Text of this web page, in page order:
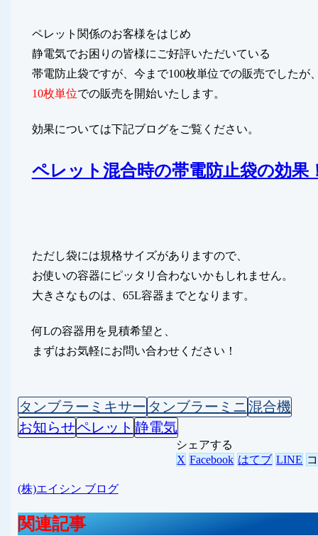
ペレット関係のお客様をはじめ
静電気でお困りの皆様にご好評いただいている
帯電防止袋ですが、今まで100枚単位での販売でしたが、
10枚単位での販売を開始いたします。
効果については下記ブログをご覧ください。
ペレット混合時の帯電防止袋の効果
ただし袋には規格サイズがありますので、
お使いの容器にピッタリ合わないかもしれません。
大きさなものは、65L容器までとなります。
何Lの容器用を見積希望と、
まずはお気軽にお問い合わせください！
タンブラーミキサー タンブラーミニ混合機
お知らせペレット 静電気
シェアする
X Facebook はてブ LINE
(株)エイシン ブログ
関連記事